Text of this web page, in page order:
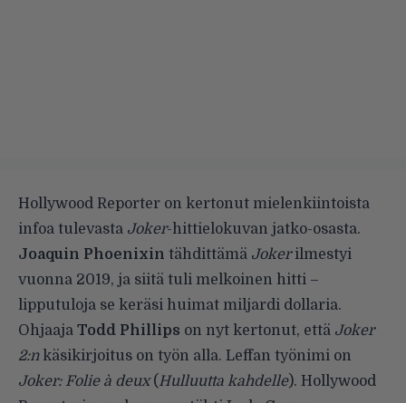
Hollywood Reporter on kertonut mielenkiintoista
infoa tulevasta Joker-hittielokuvan jatko-osasta.
Joaquin Phoenixin tähdittämä Jokerilmestyi
vuonna 2019, ja siitä tuli melkoinen hitti –
lipputuloja se keräsi huimat miljardi dollaria.
Ohjaaja Todd Phillips on nyt kertonut, että Joker
2:nkäsikirjoitus on työn alla. Leffan työnimi on
Joker: Folie à deux(Hulluutta kahdelle). Hollywood